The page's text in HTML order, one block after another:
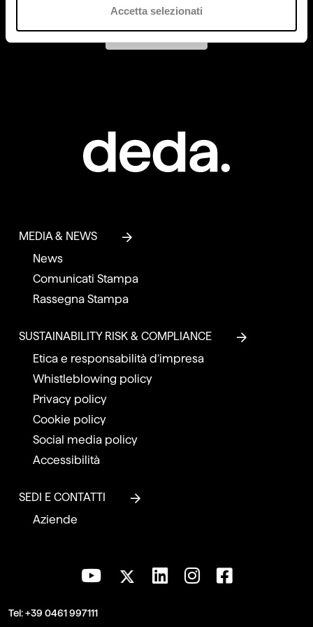
Accetta selezionati
Contattaci
MEDIA & NEWS
News
Comunicati Stampa
Rassegna Stampa
SUSTAINABILITY RISK & COMPLIANCE
Etica e responsabilità d’impresa
Whistleblowing policy
Privacy policy
Cookie policy
Social media policy
Accessibilità
SEDI E CONTATTI
Aziende
Tel:+39 0461 997111